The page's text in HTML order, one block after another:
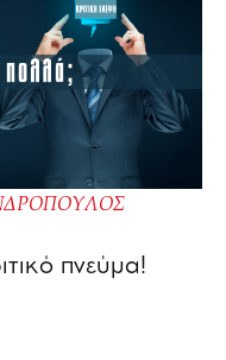
πνεύμα!